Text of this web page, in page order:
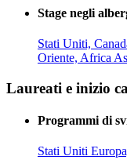
Stage negli
Stati Uniti,
Oriente, Africa
Laureati e inizio
Programmi di
Stati Uniti